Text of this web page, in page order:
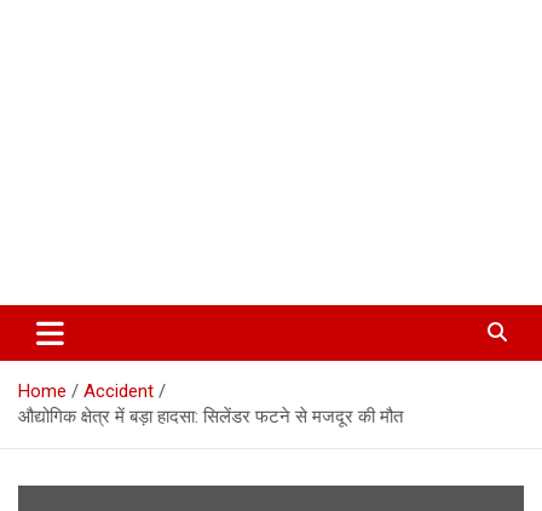
Corbett Halchal (कॉर्बेट हलचल)
Home
Accident
औद्योगिक क्षेत्र में बड़ा हादसा: सिलेंडर फटने से मजदूर की मौत